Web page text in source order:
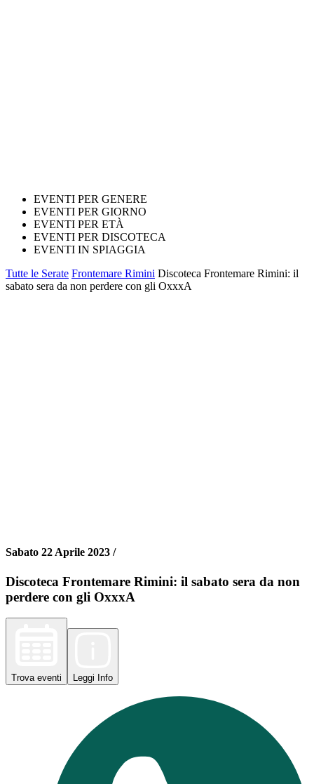
EVENTI PER GENERE
EVENTI PER GIORNO
EVENTI PER ETÀ
EVENTI PER DISCOTECA
EVENTI IN SPIAGGIA
Tutte le Serate Frontemare Rimini Discoteca Frontemare Rimini: il
sabato sera da non perdere con gli OxxxA
Sabato 22 Aprile 2023 /
Discoteca Frontemare Rimini: il sabato sera da non
perdere con gli OxxxA
Trova eventi Leggi Info